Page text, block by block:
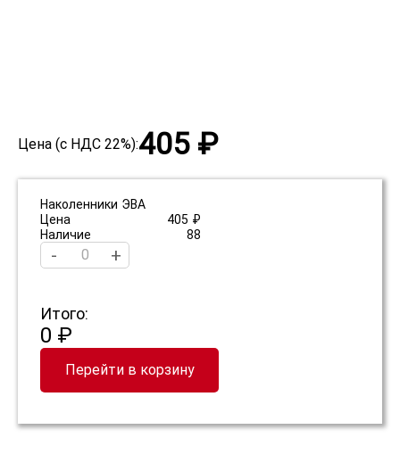
Цена (с НДС 22%):405 ₽
Наколенники ЭВА
Цена
405 ₽
Наличие
88
- +
Итого:
0 ₽
Перейти в корзину